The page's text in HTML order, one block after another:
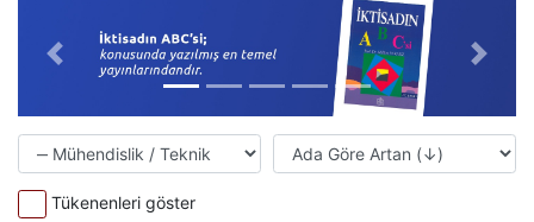
Önceki
Tükenenleri göster